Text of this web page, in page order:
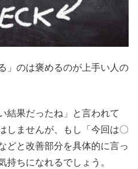
」のは褒めるのが上手い人の
結果だったね」と言われて
しませんが、もし「今回は〇
どと改善部分を具体的に言っ
持ちになれるでしょう。